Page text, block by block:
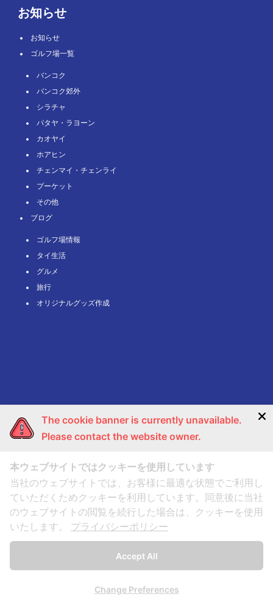
お知らせ
お知らせ
ゴルフ場一覧
バンコク
バンコク郊外
シラチャ
パタヤ・ラヨーン
カオヤイ
ホアヒン
チェンマイ・チェンライ
プーケット
その他
ブログ
ゴルフ場情報
タイ⽣活
グルメ
旅⾏
オリジナルグッズ作成
エリア一覧
サービス紹介
ゴルフレッスン
ゴルフ工房
送迎サービス
プロゴルファー監修
The cookie banner is currently unavailable.
Please contact the website owner.
本ウェブサイトではクッキーを使用しています
当社のウェブサイトでは、お客様に最適な状態でご利用し
ていただくためクッキーを利用しています。同意後に当社
のウェブサイトの閲覧を続行した場合は、クッキーを使用
いたします。
プライバシーポリシー
Accept All
Change Preferences